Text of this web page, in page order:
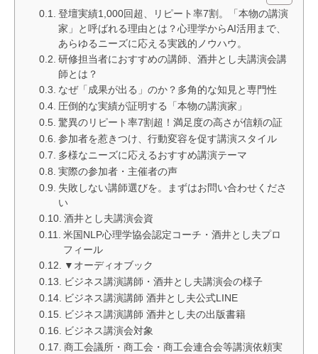
登壇実績1,000回超、リピート率7割。「本物の講演
家」と呼ばれる理由とは？心理学からAI活用まで、
あらゆるニーズに応える実践的ノウハウ。
研修担当者におすすめの講師、酒井とし夫講演会講
師とは？
なぜ「成果が出る」のか？多角的な知見と専門性
圧倒的な実績が証明する「本物の講演家」
驚異のリピート率7割超！満足度の高さが信頼の証
参加者を惹きつけ、行動変容を促す講演スタイル
多様なニーズに応えるおすすめ講演テーマ
実際の参加者・主催者の声
失敗しない講師選びを。まずはお問い合わせくださ
い
酒井とし夫講演会資
米国NLP心理学協会認定コーチ・酒井とし夫プロ
フィール
▼オーディオブック
ビジネス講演講師・酒井とし夫講演会の様子
ビジネス講演講師 酒井とし夫公式LINE
ビジネス講演講師 酒井とし夫の出版書籍
ビジネス講演会対象
商工会議所・商工会・商工会連合会等講演依頼実